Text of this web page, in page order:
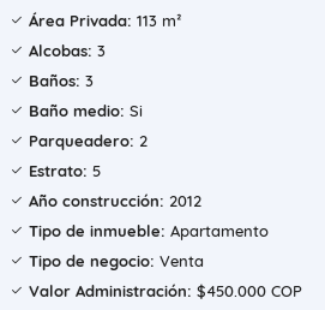
Área Privada: 113 m²
Alcobas: 3
Baños: 3
Baño medio: Si
Parqueadero: 2
Estrato: 5
Año construcción: 2012
Tipo de inmueble: Apartamento
Tipo de negocio: Venta
Valor Administración: $450.000 COP